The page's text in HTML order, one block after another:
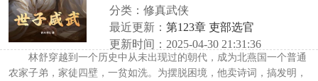
分类：修真武侠
最近更新： 第123章 吏部选官
更新时间：2025-04-30 21:31:36
林舒穿越到一个历史中从未出现过的朝代，成为北燕国一个普通
农家子弟，家徒四壁，一贫如洗。为摆脱困境，他卖诗词，搞发明，